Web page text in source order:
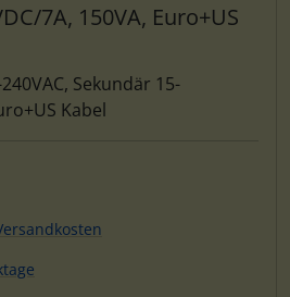
7A, 150VA, Euro+US
Sekundär 15-
Kabel